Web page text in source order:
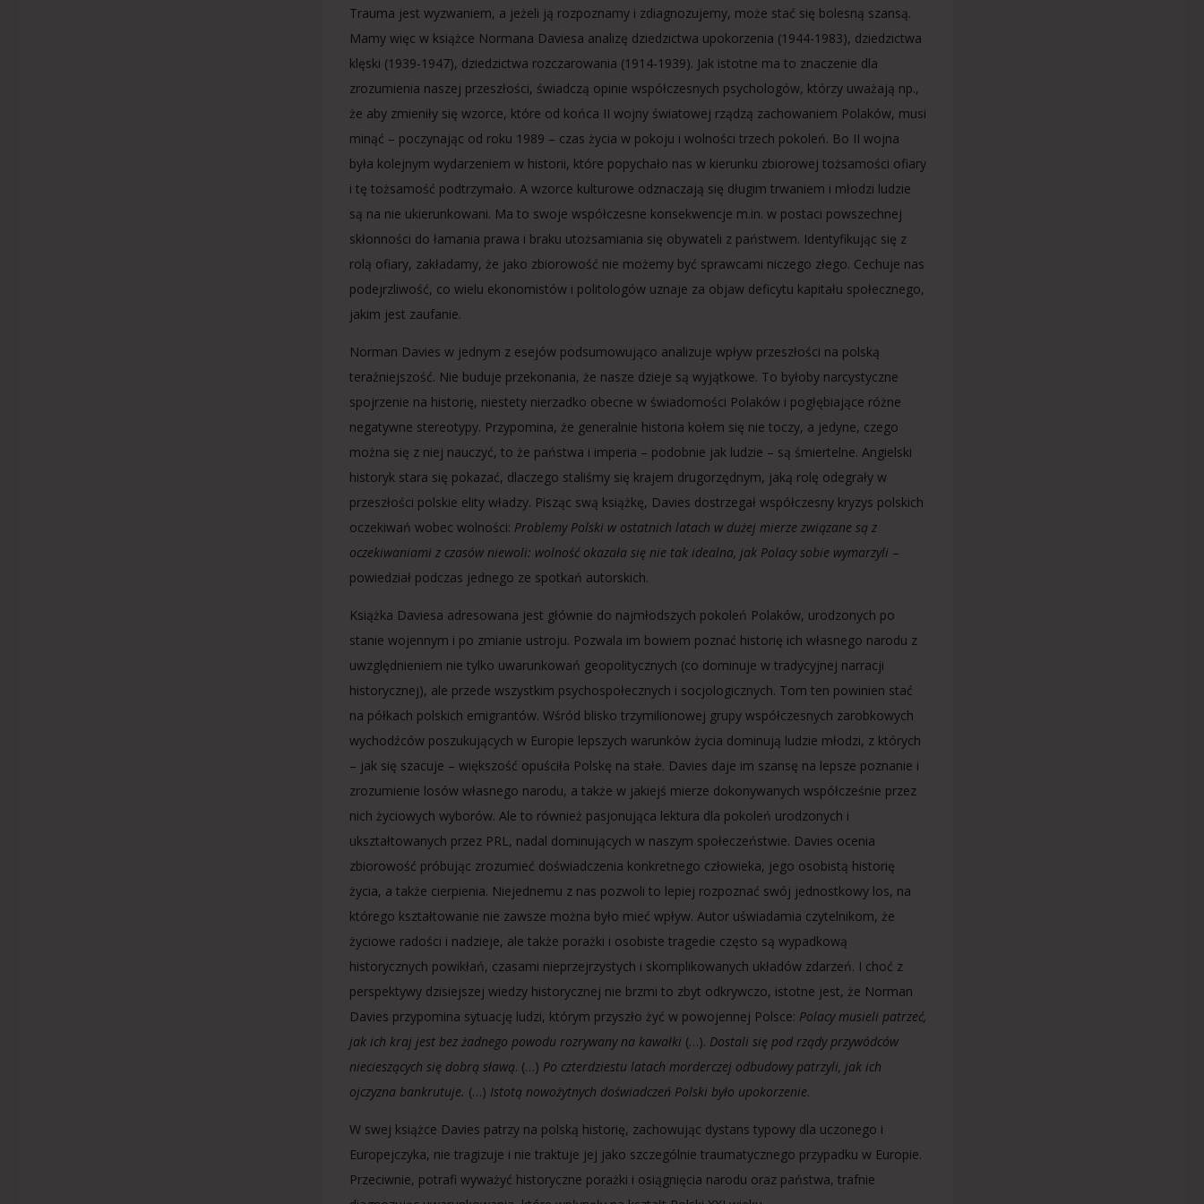
Trauma jest wyzwaniem, a jeżeli ją rozpoznamy i zdiagnozujemy, może stać się bolesną szansą.
Mamy więc w książce Normana Daviesa analizę dziedzictwa upokorzenia (1944-1983), dziedzictwa
klęski (1939-1947), dziedzictwa rozczarowania (1914-1939). Jak istotne ma to znaczenie dla
zrozumienia naszej przeszłości, świadczą opinie współczesnych psychologów, którzy uważają np.,
że aby zmieniły się wzorce, które od końca II wojny światowej rządzą zachowaniem Polaków, musi
minąć – poczynając od roku 1989 – czas życia w pokoju i wolności trzech pokoleń. Bo II wojna
była kolejnym wydarzeniem w historii, które popychało nas w kierunku zbiorowej tożsamości ofiary
i tę tożsamość podtrzymało. A wzorce kulturowe odznaczają się długim trwaniem i młodzi ludzie
są na nie ukierunkowani. Ma to swoje współczesne konsekwencje m.in. w postaci powszechnej
skłonności do łamania prawa i braku utożsamiania się obywateli z państwem. Identyfikując się z
rolą ofiary, zakładamy, że jako zbiorowość nie możemy być sprawcami niczego złego. Cechuje nas
podejrzliwość, co wielu ekonomistów i politologów uznaje za objaw deficytu kapitału społecznego,
jakim jest zaufanie.
Norman Davies w jednym z esejów podsumowująco analizuje wpływ przeszłości na polską
teraźniejszość. Nie buduje przekonania, że nasze dzieje są wyjątkowe. To byłoby narcystyczne
spojrzenie na historię, niestety nierzadko obecne w świadomości Polaków i pogłębiające różne
negatywne stereotypy. Przypomina, że generalnie historia kołem się nie toczy, a jedyne, czego
można się z niej nauczyć, to że państwa i imperia – podobnie jak ludzie – są śmiertelne. Angielski
historyk stara się pokazać, dlaczego staliśmy się krajem drugorzędnym, jaką rolę odegrały w
przeszłości polskie elity władzy. Pisząc swą książkę, Davies dostrzegał współczesny kryzys polskich
oczekiwań wobec wolności: Problemy Polski w ostatnich latach w dużej mierze związane są z
oczekiwaniami z czasów niewoli: wolność okazała się nie tak idealna, jak Polacy sobie wymarzyli –
powiedział podczas jednego ze spotkań autorskich.
Książka Daviesa adresowana jest głównie do najmłodszych pokoleń Polaków, urodzonych po
stanie wojennym i po zmianie ustroju. Pozwala im bowiem poznać historię ich własnego narodu z
uwzględnieniem nie tylko uwarunkowań geopolitycznych (co dominuje w tradycyjnej narracji
historycznej), ale przede wszystkim psychospołecznych i socjologicznych. Tom ten powinien stać
na półkach polskich emigrantów. Wśród blisko trzymilionowej grupy współczesnych zarobkowych
wychodźców poszukujących w Europie lepszych warunków życia dominują ludzie młodzi, z których
– jak się szacuje – większość opuściła Polskę na stałe. Davies daje im szansę na lepsze poznanie i
zrozumienie losów własnego narodu, a także w jakiejś mierze dokonywanych współcześnie przez
nich życiowych wyborów. Ale to również pasjonująca lektura dla pokoleń urodzonych i
ukształtowanych przez PRL, nadal dominujących w naszym społeczeństwie. Davies ocenia
zbiorowość próbując zrozumieć doświadczenia konkretnego człowieka, jego osobistą historię
życia, a także cierpienia. Niejednemu z nas pozwoli to lepiej rozpoznać swój jednostkowy los, na
którego kształtowanie nie zawsze można było mieć wpływ. Autor uświadamia czytelnikom, że
życiowe radości i nadzieje, ale także porażki i osobiste tragedie często są wypadkową
historycznych powikłań, czasami nieprzejrzystych i skomplikowanych układów zdarzeń. I choć z
perspektywy dzisiejszej wiedzy historycznej nie brzmi to zbyt odkrywczo, istotne jest, że Norman
Davies przypomina sytuację ludzi, którym przyszło żyć w powojennej Polsce: Polacy musieli patrzeć,
jak ich kraj jest bez żadnego powodu rozrywany na kawałki (…). Dostali się pod rządy przywódców
niecieszących się dobrą sławą. (…) Po czterdziestu latach morderczej odbudowy patrzyli, jak ich
ojczyzna bankrutuje. (…) Istotą nowożytnych doświadczeń Polski było upokorzenie.
W swej książce Davies patrzy na polską historię, zachowując dystans typowy dla uczonego i
Europejczyka, nie tragizuje i nie traktuje jej jako szczególnie traumatycznego przypadku w Europie.
Przeciwnie, potrafi wyważyć historyczne porażki i osiągnięcia narodu oraz państwa, trafnie